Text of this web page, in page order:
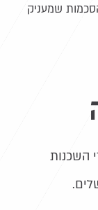
שמעניק
השכנות